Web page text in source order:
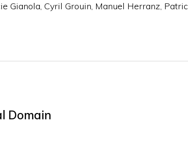
Gianola Cyril Grouin Manuel Herranz
Domain